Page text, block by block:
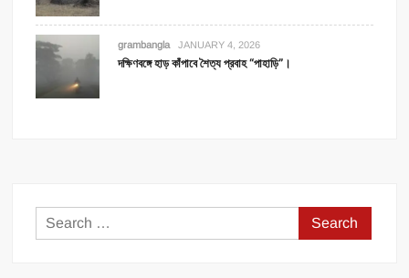
grambangla JANUARY 4, 2026
দক্ষিণবঙ্গে হাড় কাঁপাবে শৈত্য প্রবাহ “পাহাড়ি”।
Search
for: